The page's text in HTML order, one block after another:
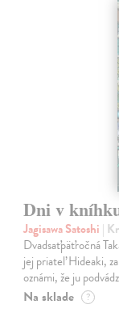
Dni v
Jagisawa Satoshi |
Dvadsaťpäťročná
jej priateľ Hideaki,
oznámi, že ju
Na sklade ?